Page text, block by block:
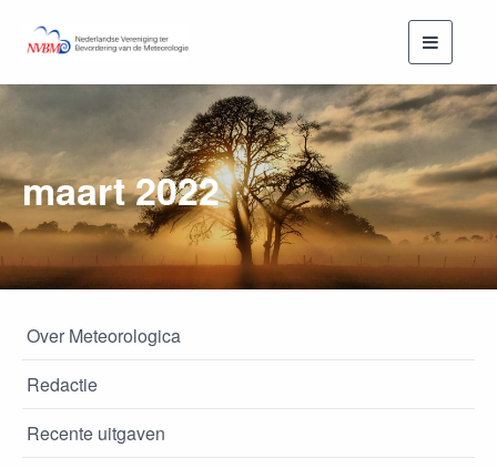
Toggle
maart 2022
Over Meteorologica
Redactie
Recente uitgaven